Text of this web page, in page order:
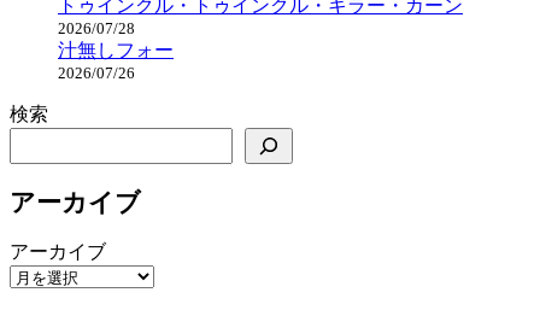
トゥインクル・トゥインクル・キラー・カーン
2026/07/28
汁無しフォー
2026/07/26
検索
アーカイブ
アーカイブ